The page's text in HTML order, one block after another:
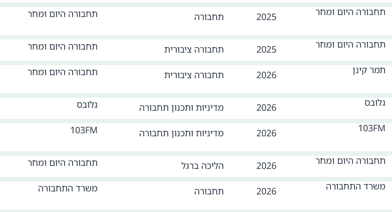
תחבורה היום ומחר 2025 תחבורה תחבורה היום ומחר
תחבורה היום ומחר 2025 תחבורה ציבורית תחבורה היום ומחר
תמר קינן 2026 תחבורה ציבורית תחבורה היום ומחר
גלובס 2026 מדיניות ותכנון תחבורה גלובס
103FM
2026 מדיניות ותכנון תחבורה 103FM
תחבורה היום ומחר 2026 הליכה ברגל תחבורה היום ומחר
משרד התחבורה 2026 תחבורה משרד התחבורה